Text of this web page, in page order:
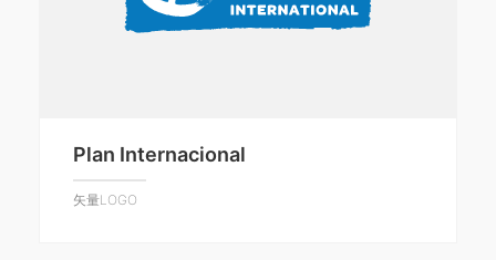
Plan Internacional
矢量LOGO